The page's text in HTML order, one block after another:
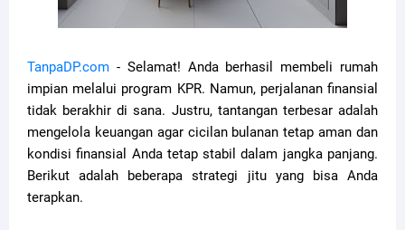
TanpaDP.com - Selamat! Anda berhasil membeli rumah
impian melalui program KPR. Namun, perjalanan finansial
tidak berakhir di sana. Justru, tantangan terbesar adalah
mengelola keuangan agar cicilan bulanan tetap aman dan
kondisi finansial Anda tetap stabil dalam jangka panjang.
Berikut adalah beberapa strategi jitu yang bisa Anda
terapkan.